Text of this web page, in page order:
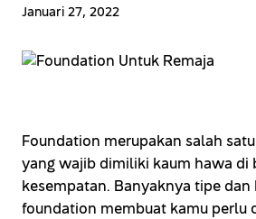
Januari 27, 2022
Foundation merupakan salah
yang wajib dimiliki kaum hawa di
kesempatan. Banyaknya tipe dan
foundation membuat kamu perlu